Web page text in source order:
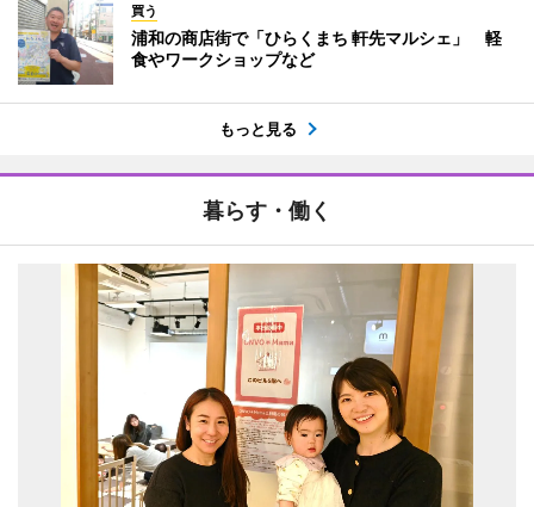
買う
浦和の商店街で「ひらくまち 軒先マルシェ」 軽
食やワークショップなど
もっと見る
暮らす・働く